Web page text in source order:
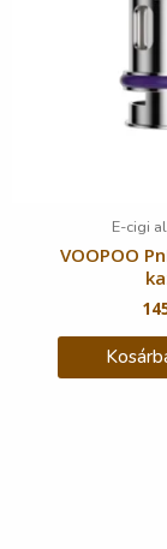
E-cigi
VOOPOO